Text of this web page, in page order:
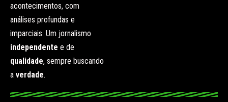
acontecimentos, com
análises profundas e
imparciais. Um jornalismo
independente e de
qualidade, sempre buscando
a verdade.